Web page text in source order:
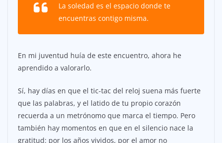
La soledad es el espacio donde te
encuentras contigo misma.
En mi juventud huía de este encuentro, ahora he
aprendido a valorarlo.
Sí, hay días en que el tic-tac del reloj suena más fuerte
que las palabras, y el latido de tu propio corazón
recuerda a un metrónomo que marca el tiempo. Pero
también hay momentos en que en el silencio nace la
gratitud: por los años vividos, por el amor no